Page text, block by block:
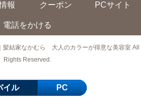
報 クーポン PCサイト
電話をかける
髪結家なかむら 大人のカラーが得意な美容室 All
Rights Reserved.
イル PC